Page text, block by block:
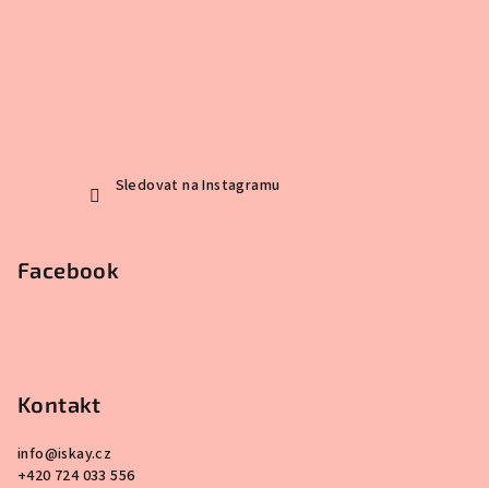
Sledovat na Instagramu
Facebook
Kontakt
info@iskay.cz
+420 724 033 556